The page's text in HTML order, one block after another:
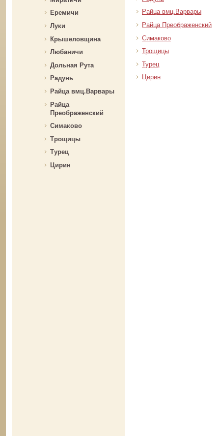
Еремичи
Луки
Крышеловщина
Любаничи
Дольная Рута
Радунь
Райца вмц.Варвары
Райца
Преображенский
Симаково
Трощицы
Турец
Цирин
Райца вмц.Варвары
Райца Преображенский
Симаково
Трощицы
Турец
Цирин